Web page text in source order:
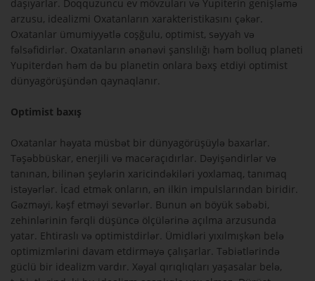
daşıyarlar. Doqquzuncu ev mövzuları və Yupiterin genişləmə
arzusu, idealizmi Oxatanların xarakteristikasını çəkər.
Oxatanlar ümumiyyətlə coşğulu, optimist, səyyah və
fəlsəfidirlər. Oxatanların ənənəvi şanslılığı həm bolluq planeti
Yupiterdən həm də bu planetin onlara bəxş etdiyi optimist
dünyagörüşündən qaynaqlanır.
Optimist baxış
Oxatanlar həyata müsbət bir dünyagörüşüylə baxarlar.
Təşəbbüskar, enerjili və macəraçıdırlar. Dəyişəndirlər və
tanınan, bilinən şeylərin xaricindəkiləri yoxlamaq, tanımaq
istəyərlər. İcad etmək onların, ən ilkin impulslarından biridir.
Gəzməyi, kəşf etməyi sevərlər. Bunun ən böyük səbəbi,
zehinlərinin fərqli düşüncə ölçülərinə açılma arzusunda
yatar. Ehtiraslı və optimistdirlər. Ümidləri yıxılmışkən belə
optimizmlərini davam etdirməyə çalışarlar. Təbiətlərində
güclü bir idealizm vardır. Xəyal qırıqlıqları yaşasalar belə,